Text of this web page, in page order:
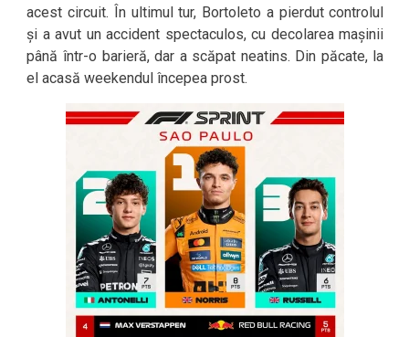
acest circuit. În ultimul tur, Bortoleto a pierdut controlul
și a avut un accident spectaculos, cu decolarea mașinii
până într-o barieră, dar a scăpat neatins. Din păcate, la
el acasă weekendul începea prost.